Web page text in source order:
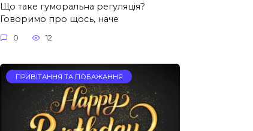
Що таке гуморальна регуляція?
Говоримо про щось, наче
0 12
ПРИВІТАННЯ ТА ПОБАЖАННЯ